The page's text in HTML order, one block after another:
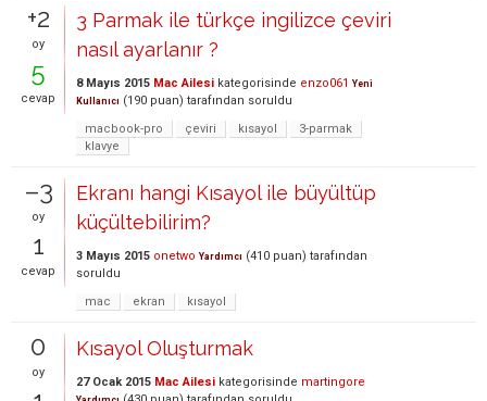
+2
oy
5
cevap
3 Parmak ile türkçe ingilizce çeviri
nasıl ayarlanır ?
8 Mayıs 2015 Mac Ailesi kategorisinde enzo061 Yeni
Kullanıcı (190 puan) tarafından soruldu
macbook-pro
çeviri kısayol
3-parmak
klavye
–3
oy
1
cevap
Ekranı hangi Kısayol ile büyültüp
küçültebilirim?
3 Mayıs 2015 onetwo Yardımcı (410 puan) tarafından
soruldu
mac
ekran kısayol
0
oy
Kısayol Oluşturmak
27 Ocak 2015 Mac Ailesi kategorisinde martingore